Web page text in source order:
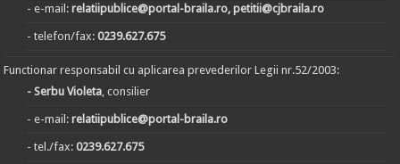
- e-mail:relatiipublice@portal-braila.ro, petitii@cjbraila.ro
- telefon/fax:0239.627.675
Functionar responsabil cu aplicarea prevederilor Legii nr.52/2003:
- Serbu Violeta, consilier
- e-mail:relatiipublice@portal-braila.ro
- tel./fax:0239.627.675